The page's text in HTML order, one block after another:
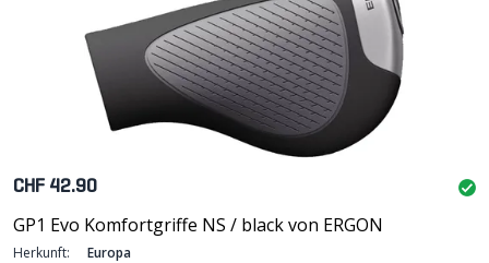
CHF 42.90
GP1 Evo Komfortgriffe NS / black von ERGON
Herkunft: Europa